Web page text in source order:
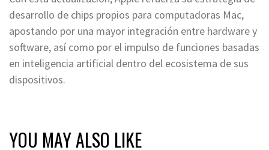
desarrollo de chips propios para computadoras Mac,
apostando por una mayor integración entre hardware y
software, así como por el impulso de funciones basadas
en inteligencia artificial dentro del ecosistema de sus
dispositivos.
YOU MAY ALSO LIKE